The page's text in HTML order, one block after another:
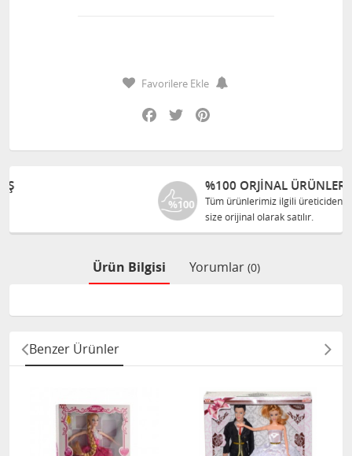
Favorilere Ekle
Facebook
Twitter
%100 ORJINAL ÜRÜNLER
Tüm ürünlerimiz ilgili üreticiden
size orijinal olarak satılır.
Ürün Bilgisi Yorumlar (0)
Benzer Ürünler